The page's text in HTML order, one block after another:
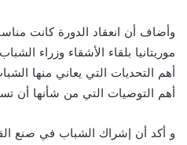
وأضاف أن انعقاد الدورة كانت
موريتانيا بلقاء الأشقاء وزراء
أهم التحديات التي يعاني منها
أهم التوصيات التي من شأنها أن
و أكد أن إشراك الشباب في صنع